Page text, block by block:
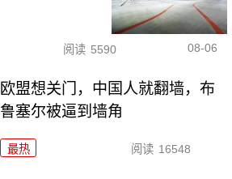
阅读 5590 08-06
欧盟想关门，中国人就翻墙，布
鲁塞尔被逼到墙角
最热 阅读 16548